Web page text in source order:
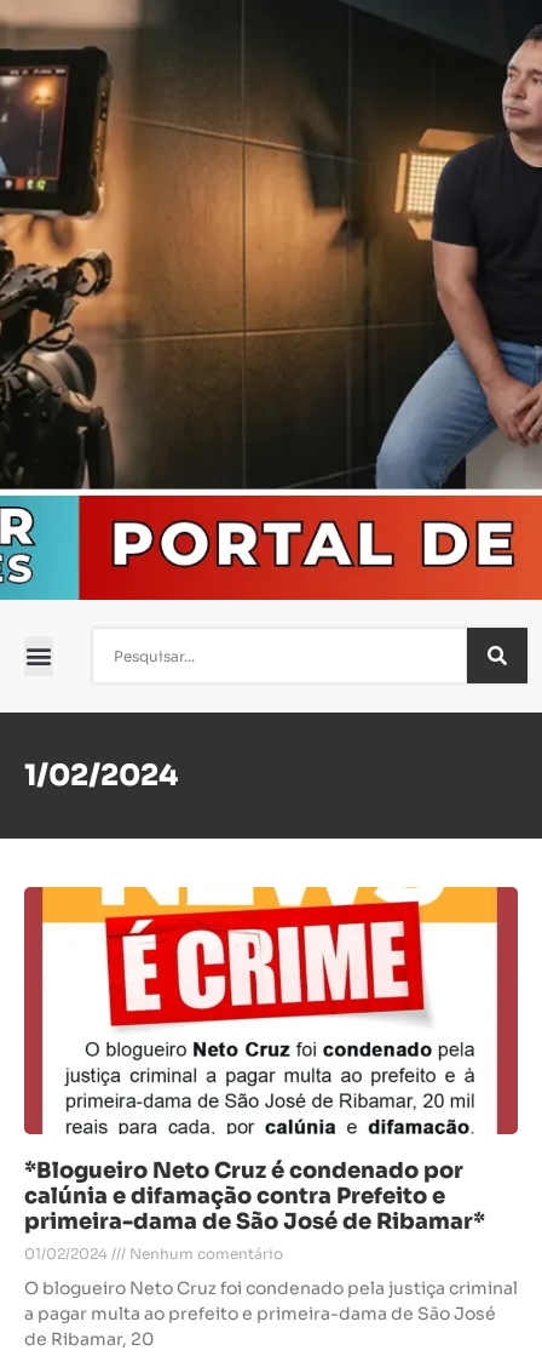
1/02/2024
*Blogueiro Neto Cruz é condenado por
calúnia e difamação contra Prefeito e
primeira-dama de São José de Ribamar*
01/02/2024 Nenhum comentário
O blogueiro Neto Cruz foi condenado pela justiça criminal
a pagar multa ao prefeito e primeira-dama de São José
de Ribamar, 20